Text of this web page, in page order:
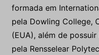
formada em
pela Dowling College,
(EUA), além de
pela Rensselear